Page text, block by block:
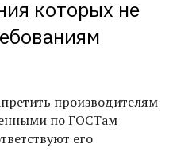
которых не
производителям
по ГОСТам
его